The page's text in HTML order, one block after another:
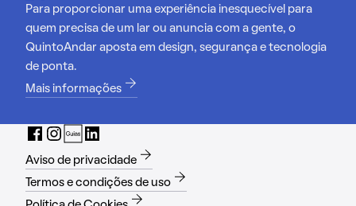
Para proporcionar uma experiência inesquecível para
quem precisa de um lar ou anuncia com a gente, o
QuintoAndar aposta em design, segurança e tecnologia
de ponta.
Mais informações
Aviso de privacidade
Termos e condições de uso